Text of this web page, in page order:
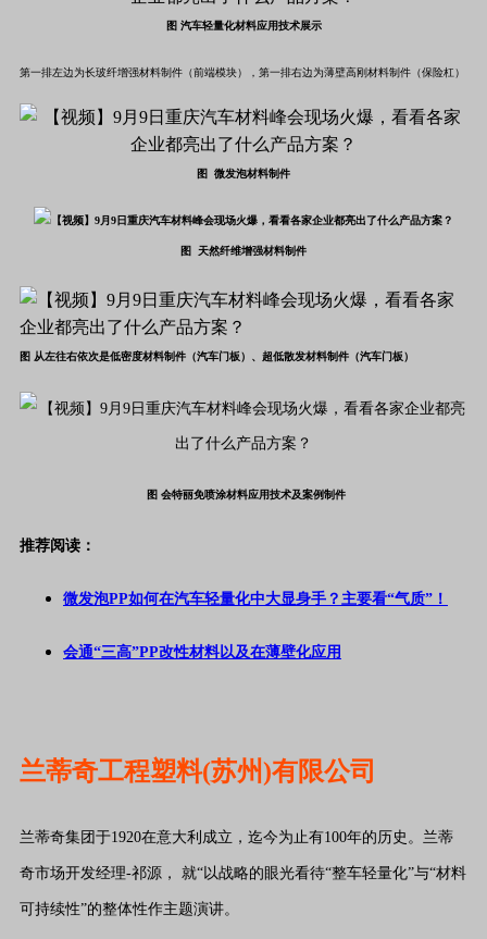
图 汽车轻量化材料应用技术展示
第一排左边为长玻纤增强材料制件（前端模块）， 第一排右边为薄壁高刚材料制件（保险杠）
图 微发泡材料制件
图 天然纤维增强材料制件
图 从左往右依次是低密度材料制件（汽车门板）、 超低散发材料制件（汽车门板）
图 会特丽免喷涂材料应用技术及案例制件
推荐阅读：
微发泡PP如何在汽车轻量化中大显身手？主要看“气质”！
会通“三高”PP改性材料以及在薄壁化应用
兰蒂奇工程塑料(苏州)有限公司
兰蒂奇集团于1920在意大利成立，迄今为止有100年的历史。兰蒂
奇市场开发经理-祁源， 就“以战略的眼光看待“整车轻量化”与“材料
可持续性”的整体性作主题演讲。